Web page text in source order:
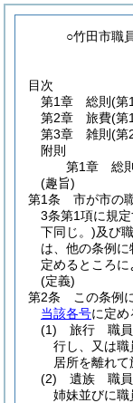
○竹田市職
目次
第1章
総則 (第
第2章
旅費(第
第3章
雑則 (第
附則
第1章
総則
(趣旨)
第1条
市が市の
3条第1項に規
下同じ。)及び
は、他の条例
定めるところに
(定義)
第2条
この条例
当該各号に定め
(1)
旅行 職員
行し、又は
居所を離れて
(2)
遺族 職員
姉妹並びに